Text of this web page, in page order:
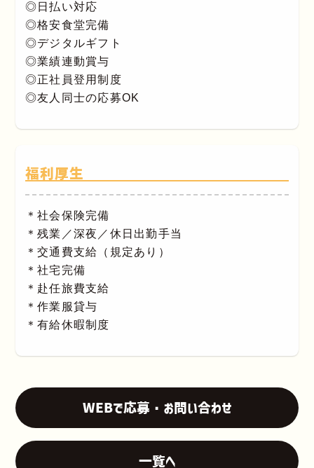
◎日払い対応
◎格安食堂完備
◎デジタルギフト
◎業績連動賞与
◎正社員登用制度
◎友人同士の応募OK
福利厚生
＊社会保険完備
＊残業／深夜／休日出勤手当
＊交通費支給（規定あり）
＊社宅完備
＊赴任旅費支給
＊作業服貸与
＊有給休暇制度
WEBで応募・お問い合わせ
一覧へ